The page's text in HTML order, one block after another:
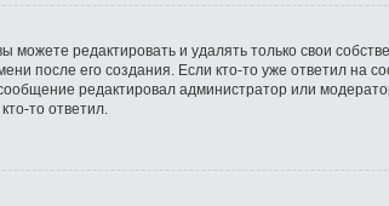
редактировать и удалять только свои
после его создания. Если кто-то уже ответил
редактировал администратор или
то ответил.